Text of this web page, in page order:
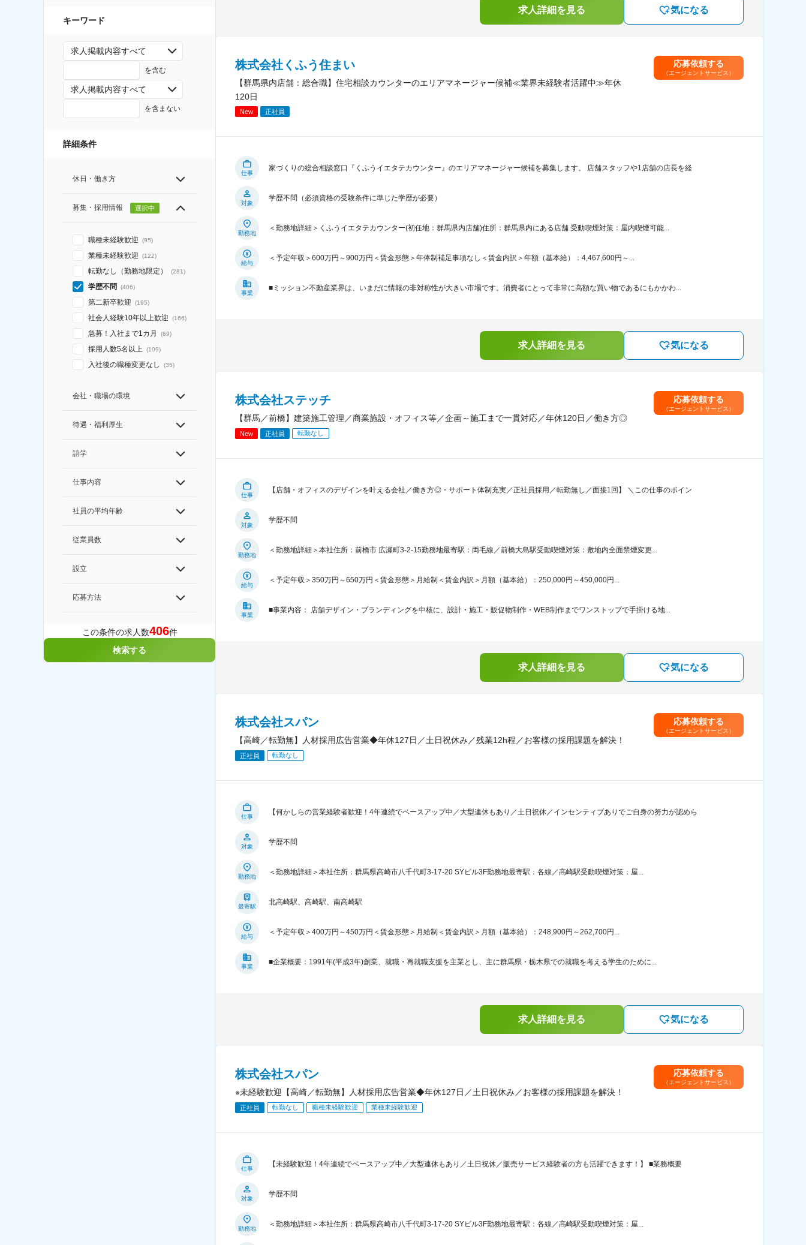
キーワード
求人掲載内容すべて
を含む
求人掲載内容すべて
を含まない
詳細条件
休日・働き方
募集・採用情報 選択中
職種未経験歓迎 (95)
業種未経験歓迎 (122)
転勤なし（勤務地限定） (281)
学歴不問 (406)
第二新卒歓迎 (195)
社会人経験10年以上歓迎 (166)
急募！入社まで1カ月 (89)
採用人数5名以上 (109)
入社後の職種変更なし (35)
会社・職場の環境
待遇・福利厚生
語学
仕事内容
社員の平均年齢
従業員数
設立
応募方法
この条件の求人数406件
検索する
求人詳細を見る 気になる
株式会社くふう住まい
【群馬県内店舗：総合職】住宅相談カウンターのエリアマネージャー候補≪業界未経験者活躍中≫年休
120日
New 正社員
応募依頼する
（エージェントサービス）
仕事
家づくりの総合相談窓口『くふうイエタテカウンター』のエリアマネージャー候補を募集します。 店舗スタッフや1店舗の店長を経
対象
学歴不問（必須資格の受験条件に準じた学歴が必要）
勤務地
＜勤務地詳細＞くふうイエタテカウンター(初任地：群馬県内店舗)住所：群馬県内にある店舗 受動喫煙対策：屋内喫煙可能...
給与
＜予定年収＞600万円～900万円＜賃金形態＞年俸制補足事項なし＜賃金内訳＞年額（基本給）：4,467,600円～...
事業
■ミッション不動産業界は、いまだに情報の非対称性が大きい市場です。消費者にとって非常に高額な買い物であるにもかかわ...
求人詳細を見る 気になる
株式会社ステッチ
【群馬／前橋】建築施工管理／商業施設・オフィス等／企画～施工まで一貫対応／年休120日／働き方◎
New 正社員 転勤なし
応募依頼する
（エージェントサービス）
仕事
【店舗・オフィスのデザインを叶える会社／働き方◎・サポート体制充実／正社員採用／転勤無し／面接1回】 ＼この仕事のポイン
対象
学歴不問
勤務地
＜勤務地詳細＞本社住所：前橋市 広瀬町3-2-15勤務地最寄駅：両毛線／前橋大島駅受動喫煙対策：敷地内全面禁煙変更...
給与
＜予定年収＞350万円～650万円＜賃金形態＞月給制＜賃金内訳＞月額（基本給）：250,000円～450,000円...
事業
■事業内容： 店舗デザイン・ブランディングを中核に、設計・施工・販促物制作・WEB制作までワンストップで手掛ける地...
求人詳細を見る 気になる
株式会社スパン
【高崎／転勤無】人材採用広告営業◆年休127日／土日祝休み／残業12h程／お客様の採用課題を解決！
正社員 転勤なし
応募依頼する
（エージェントサービス）
仕事
【何かしらの営業経験者歓迎！4年連続でベースアップ中／大型連休もあり／土日祝休／インセンティブありでご自身の努力が認めら
対象
学歴不問
勤務地
＜勤務地詳細＞本社住所：群馬県高崎市八千代町3-17-20 SYビル3F勤務地最寄駅：各線／高崎駅受動喫煙対策：屋...
最寄駅
北高崎駅、高崎駅、南高崎駅
給与
＜予定年収＞400万円～450万円＜賃金形態＞月給制＜賃金内訳＞月額（基本給）：248,900円～262,700円...
事業
■企業概要：1991年(平成3年)創業、就職・再就職支援を主業とし、主に群馬県・栃木県での就職を考える学生のために...
求人詳細を見る 気になる
株式会社スパン
※未経験歓迎【高崎／転勤無】人材採用広告営業◆年休127日／土日祝休み／お客様の採用課題を解決！
正社員 転勤なし 職種未経験歓迎 業種未経験歓迎
応募依頼する
（エージェントサービス）
仕事
【未経験歓迎！4年連続でベースアップ中／大型連休もあり／土日祝休／販売サービス経験者の方も活躍できます！】 ■業務概要
対象
学歴不問
勤務地
＜勤務地詳細＞本社住所：群馬県高崎市八千代町3-17-20 SYビル3F勤務地最寄駅：各線／高崎駅受動喫煙対策：屋...